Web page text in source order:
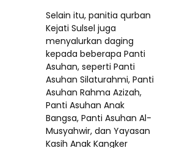
Selain itu, panitia qurban
Kejati Sulsel juga
menyalurkan daging
kepada beberapa Panti
Asuhan, seperti Panti
Asuhan Silaturahmi, Panti
Asuhan Rahma Azizah,
Panti Asuhan Anak
Bangsa, Panti Asuhan Al-
Musyahwir, dan Yayasan
Kasih Anak Kangker